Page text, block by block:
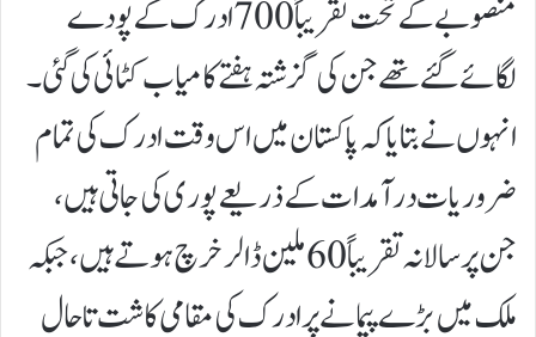
منصوبے کے تحت تقریباً 700 ادرک کے پودے
لگائے گئے تھے جن کی گزشتہ ہفتے کامیاب کٹائی کی گئی۔
انہوں نے بتایا کہ پاکستان میں اس وقت ادرک کی تمام
ضروریات درآمدات کے ذریعے پوری کی جاتی ہیں،
جن پر سالانہ تقریباً 60 ملین ڈالر خرچ ہوتے ہیں، جبکہ
ملک میں بڑے پیمانے پر ادرک کی مقامی کاشت تاحال